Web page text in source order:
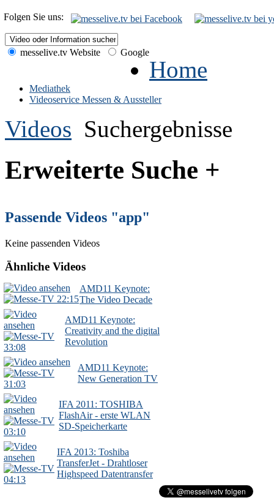
Folgen Sie uns:
messelive.tv Website Google
Home
Mediathek
Videoservice Messen & Aussteller
Videos Suchergebnisse
Erweiterte Suche +
Passende Videos "app"
Keine passenden Videos
Ähnliche Videos
22:15
AMD11 Keynote:
The Video Decade
33:08
AMD11 Keynote:
Creativity and the digital
Revolution
31:03
AMD11 Keynote:
New Generation TV
03:10
IFA 2011: TOSHIBA
FlashAir - erste WLAN
SD-Speicherkarte
04:13
IFA 2013: Toshiba
TransferJet - Drahtloser
Highspeed Datentransfer